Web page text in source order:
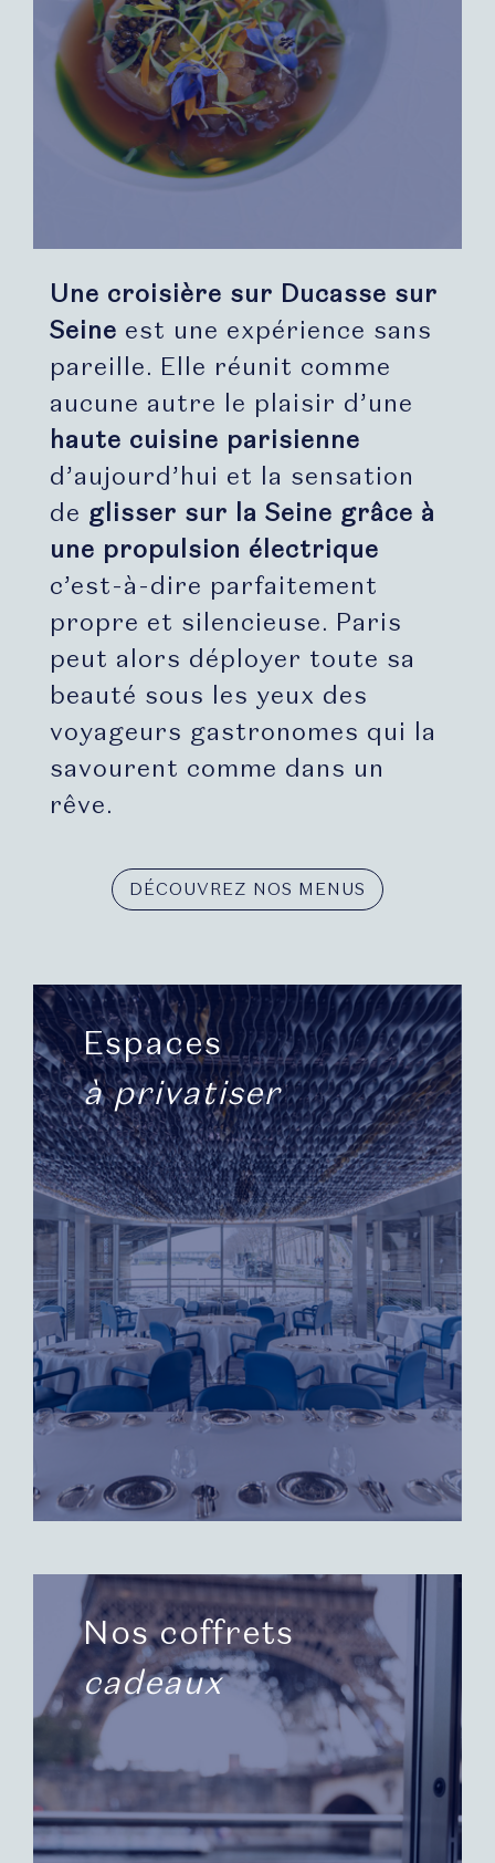
Une croisière sur Ducasse sur
Seine est une expérience sans
pareille. Elle réunit comme
aucune autre le plaisir d’une
haute cuisine parisienne
d’aujourd’hui et la sensation
de glisser sur la Seine grâce à
une propulsion électrique
c’est-à-dire parfaitement
propre et silencieuse. Paris
peut alors déployer toute sa
beauté sous les yeux des
voyageurs gastronomes qui la
savourent comme dans un
rêve.
DÉCOUVREZ NOS MENUS
Espaces
à privatiser
Nos coffrets
cadeaux